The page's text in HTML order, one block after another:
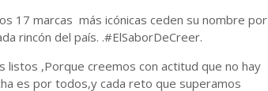
17 marcas más icónicas ceden su nombre por
rincón del país. .#ElSaborDeCreer.
,Porque creemos con actitud que no hay
es por todos,y cada reto que superamos